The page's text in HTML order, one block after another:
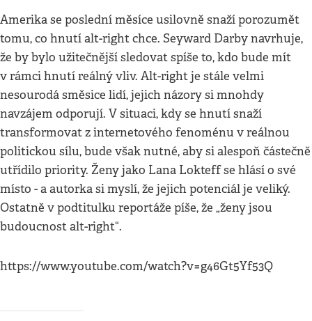
Amerika se poslední měsíce usilovně snaží porozumět
tomu, co hnutí alt-right chce. Seyward Darby navrhuje,
že by bylo užitečnější sledovat spíše to, kdo bude mít
v rámci hnutí reálný vliv. Alt-right je stále velmi
nesourodá směsice lidí, jejich názory si mnohdy
navzájem odporují. V situaci, kdy se hnutí snaží
transformovat z internetového fenoménu v reálnou
politickou sílu, bude však nutné, aby si alespoň částečně
utřídilo priority. Ženy jako Lana Lokteff se hlásí o své
místo - a autorka si myslí, že jejich potenciál je veliký.
Ostatně v podtitulku reportáže píše, že „ženy jsou
budoucnost alt-right“.
https://www.youtube.com/watch?v=g46Gt5Yf53Q